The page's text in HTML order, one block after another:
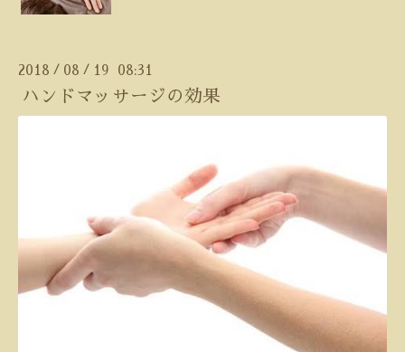
2018 / 08 / 19 08:31
ハンドマッサージの効果